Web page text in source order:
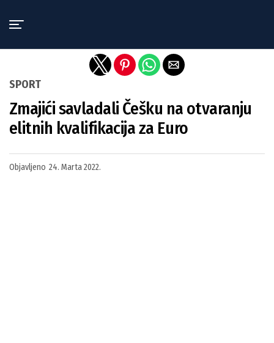
SPORT
Zmajići savladali Češku na otvaranju
elitnih kvalifikacija za Euro
Objavljeno 24. Marta 2022.